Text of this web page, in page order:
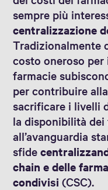
sempre più
centralizzazione
Tradizionalmente
costo oneroso
farmacie
per contribuire
sacrificare i livelli
la disponibilità
all’avanguardia
sfide
chain e delle
condivisi (CSC).